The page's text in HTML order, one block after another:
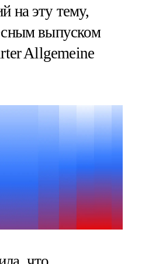
на эту тему,
выпуском
Allgemeine